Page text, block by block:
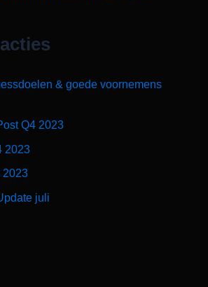
& goede voornemens
Q4 2023
2023
2023
juli